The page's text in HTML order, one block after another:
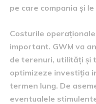
pe care compania și
Costurile
important. GWM va
de terenuri, utilități și
optimizeze investiția
termen lung. De
eventualele